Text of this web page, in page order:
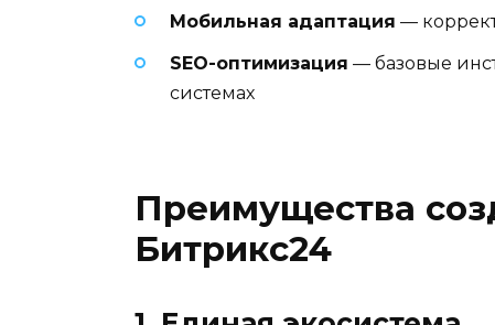
Мобильная адаптация —
SEO-оптимизация — базовые
системах
Преимущества
Битрикс24